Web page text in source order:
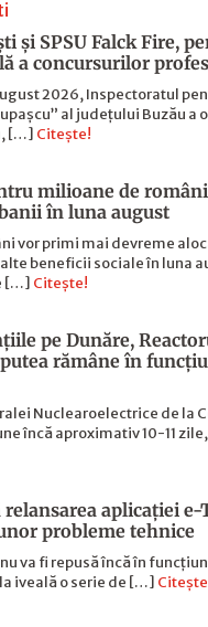
și SPSU Falck Fire,
a concursurilor
2026, Inspectoratul
al județului Buzău a
[…] Citește!
milioane de
în luna august
vor primi mai devreme
beneficii sociale în luna
[…] Citește!
pe Dunăre,
rămâne în
Nuclearoelectrice de la
încă aproximativ 10-11
relansarea aplicației e-
probleme tehnice
va fi repusă încă în
iveală o serie de […]